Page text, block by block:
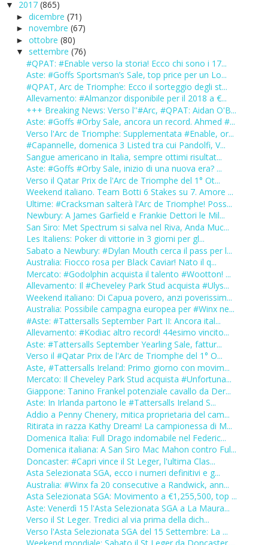
▼ 2017 (865)
► dicembre (71)
► novembre (67)
► ottobre (80)
▼ settembre (76)
#QPAT: #Enable verso la storia! Ecco chi sono i 17...
Aste: #Goffs Sportsman’s Sale, top price per un Lo...
#QPAT, Arc de Triomphe: Ecco il sorteggio degli st...
Allevamento: #Almanzor disponibile per il 2018 a €...
+++ Breaking News: Verso l''#Arc, #QPAT: Aidan O'B...
Aste: #Goffs #Orby Sale, ancora un record. Ahmed #...
Verso l'Arc de Triomphe: Supplementata #Enable, or...
#Capannelle, domenica 3 Listed tra cui Pandolfi, V...
Sangue americano in Italia, sempre ottimi risultat...
Aste: #Goffs #Orby Sale, inizio di una nuova era? ...
Verso il Qatar Prix de l'Arc de Triomphe del 1° Ot...
Weekend italiano. Team Botti 6 Stakes su 7. Amore ...
Ultime: #Cracksman salterà l'Arc de Triomphe! Poss...
Newbury: A James Garfield e Frankie Dettori le Mil...
San Siro: Met Spectrum si salva nel Riva, Anda Muc...
Les Italiens: Poker di vittorie in 3 giorni per gl...
Sabato a Newbury: #Dylan Mouth cerca il pass per l...
Australia: Fiocco rosa per Black Caviar! Nato il q...
Mercato: #Godolphin acquista il talento #Wootton! ...
Allevamento: Il #Cheveley Park Stud acquista #Ulys...
Weekend italiano: Di Capua povero, anzi poverissim...
Australia: Possibile campagna europea per #Winx ne...
#Aste: #Tattersalls September Part II: Ancora ital...
Allevamento: #Kodiac altro record! 44esimo vincito...
Aste: #Tattersalls September Yearling Sale, fattur...
Verso il #Qatar Prix de l'Arc de Triomphe del 1° O...
Aste, #Tattersalls Ireland: Primo giorno con movim...
Mercato: Il Cheveley Park Stud acquista #Unfortuna...
Giappone: Tanino Frankel potenziale cavallo da Der...
Aste: In Irlanda partono le #Tattersalls Ireland S...
Addio a Penny Chenery, mitica proprietaria del cam...
Ritirata in razza Kathy Dream! La campionessa di M...
Domenica Italia: Full Drago indomabile nel Federic...
Domenica italiana: A San Siro Mac Mahon contro Ful...
Doncaster: #Capri vince il St Leger, l'ultima Clas...
Asta Selezionata SGA, ecco i numeri definitivi e g...
Australia: #Winx fa 20 consecutive a Randwick, ann...
Asta Selezionata SGA: Movimento a €1,255,500, top ...
Aste: Venerdì 15 l'Asta Selezionata SGA a La Maura...
Verso il St Leger. Tredici al via prima della dich...
Verso l'Asta Selezionata SGA del 15 Settembre: La ...